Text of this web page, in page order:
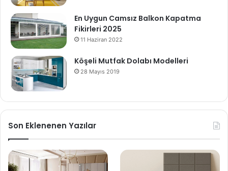
En Uygun Camsız Balkon Kapatma
Fikirleri 2025
11 Haziran 2022
Köşeli Mutfak Dolabı Modelleri
28 Mayıs 2019
Son Eklenenen Yazılar